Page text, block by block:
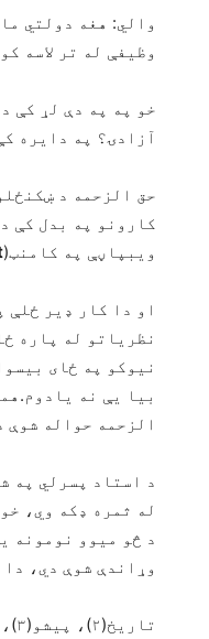
والي: هغه دولتي
وظیفې له تر لاسه
خو په په دې لړ کې
آزادۍ؟ په دایره
حق الزحمه د
کارونو په بدل کې
ویبپاڼې په کامنټ(
او دا کار ډیر ځلې
نظریاتو له پاره
بیا یې نه
الزحمه حواله شوې
د استاد پسرلي په
له ثمره ډکه وي،
د څو میوو نومونه
وړاندې شوې دي، دا